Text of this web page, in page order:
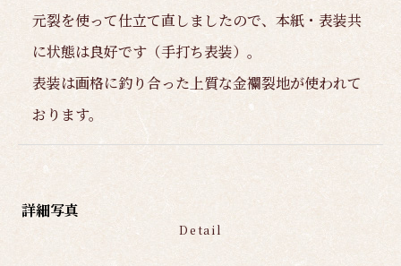
元裂を使って仕立て直しましたので、本紙・表装共
に状態は良好です（手打ち表装）。
表装は画格に釣り合った上質な金襴裂地が使われて
おります。
詳細写真
Detail